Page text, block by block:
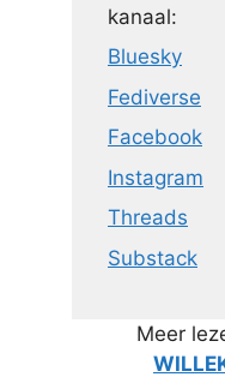
kanaal:
Bluesky
Fediverse
Facebook
Instagram
Threads
Substack
Meer